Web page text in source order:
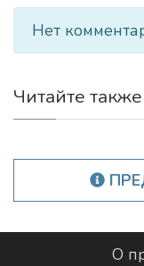
Нет
Читайте также
О